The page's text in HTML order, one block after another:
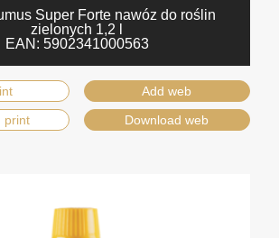
Super Forte nawóz do roślin
zielonych 1,2 l
EAN: 5902341000563
Add web
print
Download web